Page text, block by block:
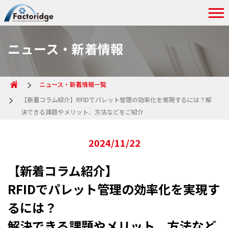
ニュース・新着情報
ニュース・新着情報一覧
【新着コラム紹介】RFIDでパレット管理の効率化を実現するには？解
決できる課題やメリット、方法などをご紹介
2024/11/22
【新着コラム紹介】
RFIDでパレット管理の効率化を実現す
るには？